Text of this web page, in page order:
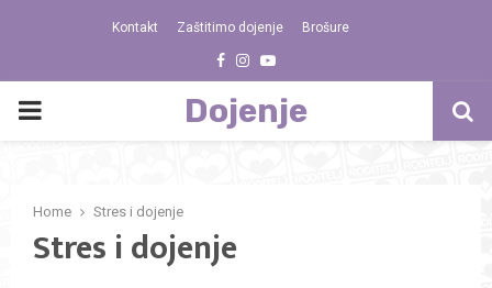
Kontakt Zaštitimo dojenje Brošure
Facebook
Instagram
Youtube
PRIMARY
Dojenje
Home Stres i dojenje
Stres i dojenje